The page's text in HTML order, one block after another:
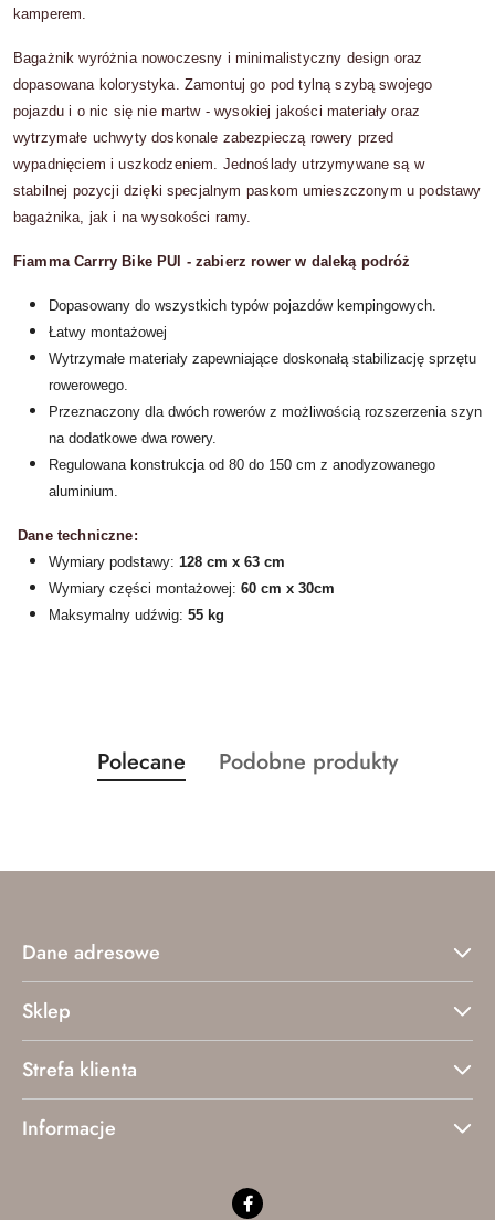
kamperem.
Bagażnik wyróżnia nowoczesny i minimalistyczny design oraz
dopasowana kolorystyka. Zamontuj go pod tylną szybą swojego
pojazdu i o nic się nie martw - wysokiej jakości materiały oraz
wytrzymałe uchwyty doskonale zabezpieczą rowery przed
wypadnięciem i uszkodzeniem. Jednoślady utrzymywane są w
stabilnej pozycji dzięki specjalnym paskom umieszczonym u podstawy
bagażnika, jak i na wysokości ramy.
Fiamma Carrry Bike PUl - zabierz rower w daleką podróż
Dopasowany do wszystkich typów pojazdów kempingowych.
Łatwy montażowej
Wytrzymałe materiały zapewniające doskonałą stabilizację sprzętu
rowerowego.
Przeznaczony dla dwóch rowerów z możliwością rozszerzenia szyn
na dodatkowe dwa rowery.
Regulowana konstrukcja od 80 do 150 cm z anodyzowanego
aluminium.
Dane techniczne:
Wymiary podstawy: 128 cm x 63 cm
Wymiary części montażowej: 60 cm x 30cm
Maksymalny udźwig: 55 kg
Pomiń karuzelę produktów
Produkty
o
Polecane
Produkty
Podobne produkty
Dane adresowe
Sklep
Strefa klienta
Informacje